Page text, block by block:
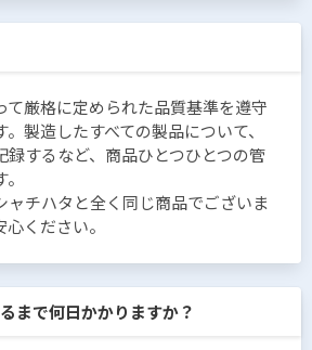
て厳格に定められた品質基準を遵守
製造したすべての製品について、
録するなど、商品ひとつひとつの管
ャチハタと全く同じ商品でございま
ください。
まで何日かかりますか？